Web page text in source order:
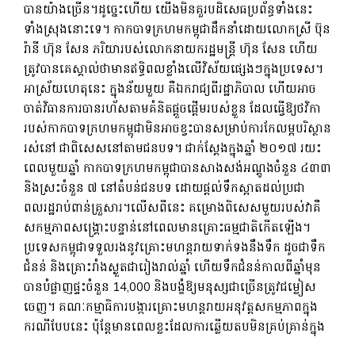
បានយ៉ាងច្រើន។ដូច្នេះហើយ យើងមិនគួរបដិសេធប្រព័ន្ធទាំងនេះ
ទាំងស្រុងនោះទេ។ កាកបាទក្រហមកម្ពុជាដឹកនាំដោយលោកស្រី ប៊ុន
រ៉ានី ហ៊ុន សែន ភរិយារបស់លោកនាយករដ្ឋមន្ត្រី ហ៊ុន សែន ហើយ
ត្រូវបានគេស្គាល់ថាមានឥទិ្ធពលខ្លាំងលើវិស័យផ្សេងៗក្នុងប្រទេស។
អាស្រ័យហេតុនេះ ក្នុងន័យមួយ គឺឯករាជ្យពីរដ្ឋាភិបាល ហើយអាច
ចាត់វិធានការបានរហ័សតាមគំនិតផ្តួចផ្តើមរបស់ខ្លួន ដែលធ្វើឱ្យថវិកា
របស់កាកបាទក្រហមកម្ពុជាមិនអាចខ្វះបានសម្រាប់ការកែលម្អបរិស្ថាន
រស់នៅ ជាពិសេសនៅតាមជនបទ។ ជាក់ស្តែងក្នុងឆ្នាំ ២០១៧ រយះ
ពេលមួយឆ្នាំ កាកបាទក្រហមកម្ពុជាបានសាងសង់អណ្តូងចំនួន ៤៣៣
និងស្រះចំនួន ៧ នៅតំបន់ជនបទ ដោយផ្តល់ទឹកស្អាតដល់ប្រជា
ពលរដ្ឋរាប់ពាន់គ្រួសារ។លើសពីនេះ គម្រោងពិសេសមួយរបស់វាគឺ
សកម្មភាពសង្គ្រោះបន្ទាន់នៅពេលមានគ្រោះធម្មជាតិកើតឡើង។
ប្រទេសកម្ពុជាទទួលរងនូវគ្រោះមហន្តរាយទាក់ទងនឹងទឹក ដូចជាទឹក
ជំនន់ និងគ្រោះរាំងស្ងួតជារៀងរាល់ឆ្នាំ ហើយទឹកជំនន់កាលពីឆ្នាំមុន
បានបំផ្លាញផ្ទះចំនួន 14,000 និងបង្ខំឱ្យមនុស្សជាច្រើនត្រូវជម្លៀស
ចេញ។ គណៈកម្មាធិការបង្ការគ្រោះមហន្តរាយអនុវត្តសកម្មភាពក្នុង
ករណីបែបនេះ ប៉ុន្តែមានពេលខ្លះដែលការឆ្លើយតបមិនគ្រប់គ្រាន់ក្នុង